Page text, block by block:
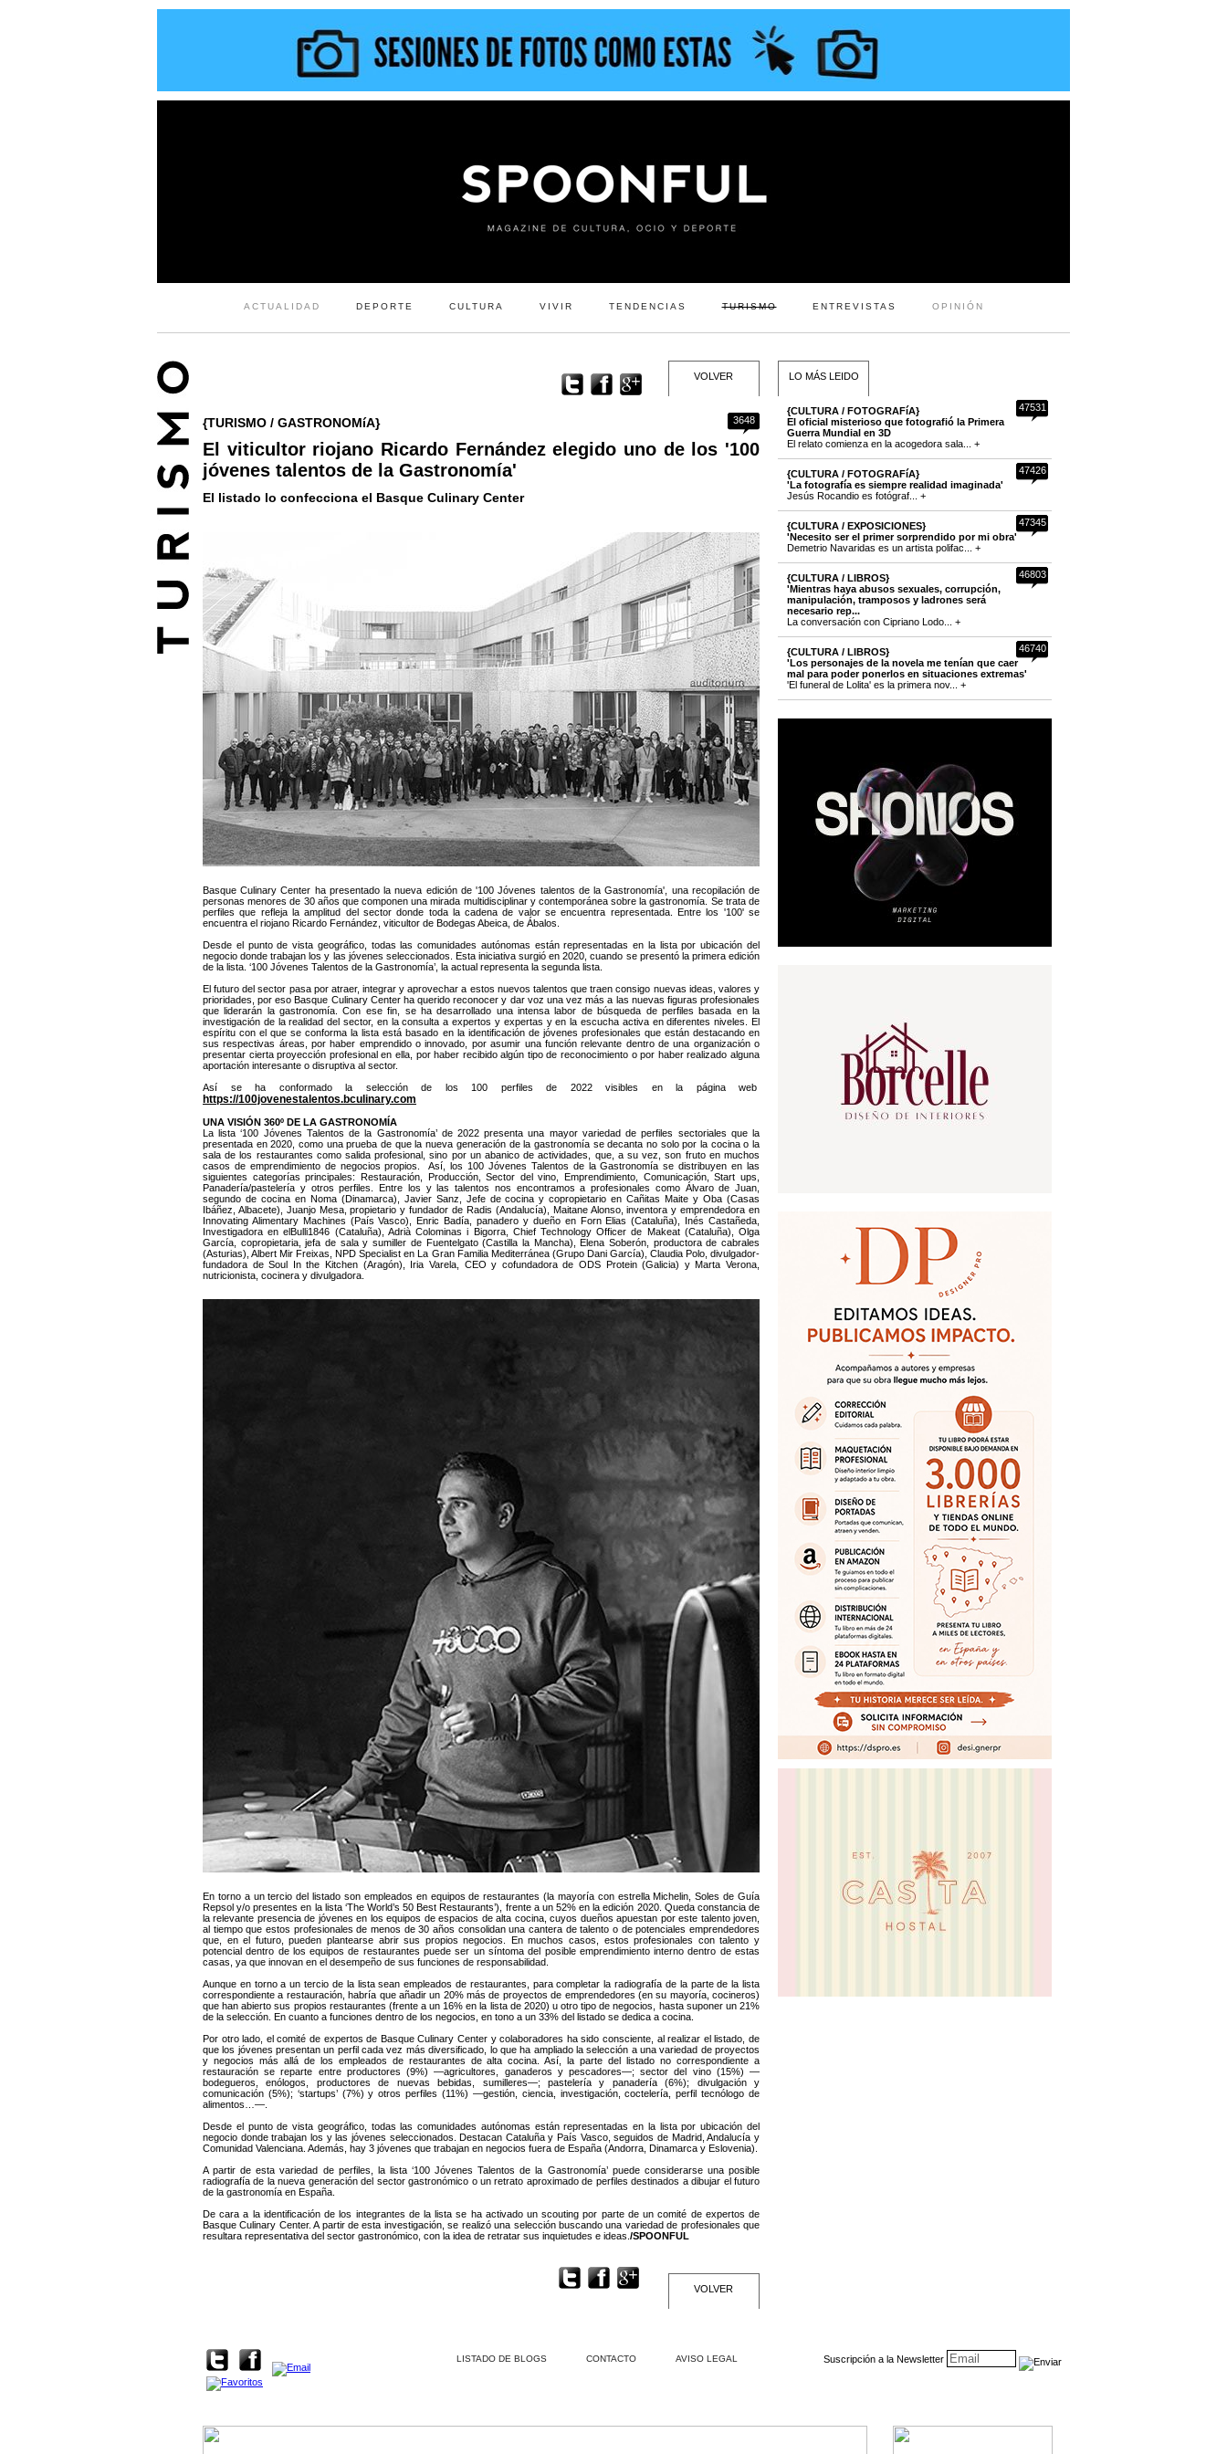
ACTUALIDAD DEPORTE CULTURA VIVIR TENDENCIAS TURISMO ENTREVISTAS OPINIÓN
VOLVER
3648
{TURISMO / GASTRONOMíA}
El viticultor riojano Ricardo Fernández elegido uno de los '100
jóvenes talentos de la Gastronomía'
El listado lo confecciona el Basque Culinary Center
Basque Culinary Center ha presentado la nueva edición de '100 Jóvenes talentos de la Gastronomía', una recopilación de
personas menores de 30 años que componen una mirada multidisciplinar y contemporánea sobre la gastronomía. Se trata de
perfiles que refleja la amplitud del sector donde toda la cadena de valor se encuentra representada. Entre los '100' se
encuentra el riojano Ricardo Fernández, viticultor de Bodegas Abeica, de Ábalos.
Desde el punto de vista geográfico, todas las comunidades autónomas están representadas en la lista por ubicación del
negocio donde trabajan los y las jóvenes seleccionados. Esta iniciativa surgió en 2020, cuando se presentó la primera edición
de la lista. ‘100 Jóvenes Talentos de la Gastronomía’, la actual representa la segunda lista.
El futuro del sector pasa por atraer, integrar y aprovechar a estos nuevos talentos que traen consigo nuevas ideas, valores y
prioridades, por eso Basque Culinary Center ha querido reconocer y dar voz una vez más a las nuevas figuras profesionales
que liderarán la gastronomía. Con ese fin, se ha desarrollado una intensa labor de búsqueda de perfiles basada en la
investigación de la realidad del sector, en la consulta a expertos y expertas y en la escucha activa en diferentes niveles. El
espíritu con el que se conforma la lista está basado en la identificación de jóvenes profesionales que están destacando en
sus respectivas áreas, por haber emprendido o innovado, por asumir una función relevante dentro de una organización o
presentar cierta proyección profesional en ella, por haber recibido algún tipo de reconocimiento o por haber realizado alguna
aportación interesante o disruptiva al sector.
Así se ha conformado la selección de los 100 perfiles de 2022 visibles en la página web
https://100jovenestalentos.bculinary.com
UNA VISIÓN 360º DE LA GASTRONOMÍA
La lista ‘100 Jóvenes Talentos de la Gastronomía’ de 2022 presenta una mayor variedad de perfiles sectoriales que la
presentada en 2020, como una prueba de que la nueva generación de la gastronomía se decanta no solo por la cocina o la
sala de los restaurantes como salida profesional, sino por un abanico de actividades, que, a su vez, son fruto en muchos
casos de emprendimiento de negocios propios. Así, los 100 Jóvenes Talentos de la Gastronomía se distribuyen en las
siguientes categorías principales: Restauración, Producción, Sector del vino, Emprendimiento, Comunicación, Start ups,
Panadería/pastelería y otros perfiles. Entre los y las talentos nos encontramos a profesionales como Álvaro de Juan,
segundo de cocina en Noma (Dinamarca), Javier Sanz, Jefe de cocina y copropietario en Cañitas Maite y Oba (Casas
Ibáñez, Albacete), Juanjo Mesa, propietario y fundador de Radis (Andalucía), Maitane Alonso, inventora y emprendedora en
Innovating Alimentary Machines (País Vasco), Enric Badía, panadero y dueño en Forn Elias (Cataluña), Inés Castañeda,
Investigadora en elBulli1846 (Cataluña), Adrià Colominas i Bigorra, Chief Technology Officer de Makeat (Cataluña), Olga
García, copropietaria, jefa de sala y sumiller de Fuentelgato (Castilla la Mancha), Elena Soberón, productora de cabrales
(Asturias), Albert Mir Freixas, NPD Specialist en La Gran Familia Mediterránea (Grupo Dani García), Claudia Polo, divulgador-
fundadora de Soul In the Kitchen (Aragón), Iria Varela, CEO y cofundadora de ODS Protein (Galicia) y Marta Verona,
nutricionista, cocinera y divulgadora.
En torno a un tercio del listado son empleados en equipos de restaurantes (la mayoría con estrella Michelin, Soles de Guía
Repsol y/o presentes en la lista ‘The World’s 50 Best Restaurants’), frente a un 52% en la edición 2020. Queda constancia de
la relevante presencia de jóvenes en los equipos de espacios de alta cocina, cuyos dueños apuestan por este talento joven,
al tiempo que estos profesionales de menos de 30 años consolidan una cantera de talento o de potenciales emprendedores
que, en el futuro, pueden plantearse abrir sus propios negocios. En muchos casos, estos profesionales con talento y
potencial dentro de los equipos de restaurantes puede ser un síntoma del posible emprendimiento interno dentro de estas
casas, ya que innovan en el desempeño de sus funciones de responsabilidad.
Aunque en torno a un tercio de la lista sean empleados de restaurantes, para completar la radiografía de la parte de la lista
correspondiente a restauración, habría que añadir un 20% más de proyectos de emprendedores (en su mayoría, cocineros)
que han abierto sus propios restaurantes (frente a un 16% en la lista de 2020) u otro tipo de negocios, hasta suponer un 21%
de la selección. En cuanto a funciones dentro de los negocios, en tono a un 33% del listado se dedica a cocina.
Por otro lado, el comité de expertos de Basque Culinary Center y colaboradores ha sido consciente, al realizar el listado, de
que los jóvenes presentan un perfil cada vez más diversificado, lo que ha ampliado la selección a una variedad de proyectos
y negocios más allá de los empleados de restaurantes de alta cocina. Así, la parte del listado no correspondiente a
restauración se reparte entre productores (9%) —agricultores, ganaderos y pescadores—; sector del vino (15%) —
bodegueros, enólogos, productores de nuevas bebidas, sumilleres—; pastelería y panadería (6%); divulgación y
comunicación (5%); ‘startups’ (7%) y otros perfiles (11%) —gestión, ciencia, investigación, coctelería, perfil tecnólogo de
alimentos…—.
Desde el punto de vista geográfico, todas las comunidades autónomas están representadas en la lista por ubicación del
negocio donde trabajan los y las jóvenes seleccionados. Destacan Cataluña y País Vasco, seguidos de Madrid, Andalucía y
Comunidad Valenciana. Además, hay 3 jóvenes que trabajan en negocios fuera de España (Andorra, Dinamarca y Eslovenia).
A partir de esta variedad de perfiles, la lista ‘100 Jóvenes Talentos de la Gastronomía’ puede considerarse una posible
radiografía de la nueva generación del sector gastronómico o un retrato aproximado de perfiles destinados a dibujar el futuro
de la gastronomía en España.
De cara a la identificación de los integrantes de la lista se ha activado un scouting por parte de un comité de expertos de
Basque Culinary Center. A partir de esta investigación, se realizó una selección buscando una variedad de profesionales que
resultara representativa del sector gastronómico, con la idea de retratar sus inquietudes e ideas. /SPOONFUL
VOLVER
LO MÁS LEIDO
47531
{CULTURA / FOTOGRAFíA}
El oficial misterioso que fotografió la Primera
Guerra Mundial en 3D
El relato comienza en la acogedora sala... +
47426
{CULTURA / FOTOGRAFíA}
'La fotografía es siempre realidad imaginada'
Jesús Rocandio es fotógraf... +
47345
{CULTURA / EXPOSICIONES}
'Necesito ser el primer sorprendido por mi obra'
Demetrio Navaridas es un artista polifac... +
46803
{CULTURA / LIBROS}
'Mientras haya abusos sexuales, corrupción,
manipulación, tramposos y ladrones será
necesario rep...
La conversación con Cipriano Lodo... +
46740
{CULTURA / LIBROS}
'Los personajes de la novela me tenían que caer
mal para poder ponerlos en situaciones extremas'
'El funeral de Lolita' es la primera nov... +
LISTADO DE BLOGS CONTACTO AVISO LEGAL Suscripción a la Newsletter